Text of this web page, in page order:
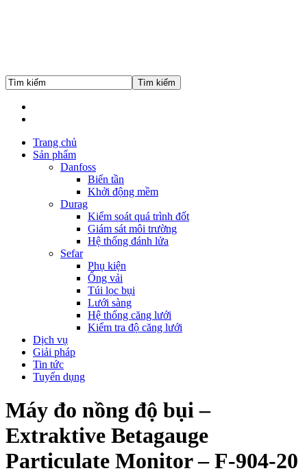
Trang chủ
Sản phẩm
Danfoss
Biến tần
Khởi động mềm
Durag
Kiểm soát quá trình đốt
Giám sát môi trường
Hệ thống đánh lửa
Sefar
Phụ kiện
Ống vải
Túi lọc bụi
Lưới sàng
Hệ thống căng lưới
Kiểm tra độ căng lưới
Dịch vụ
Giải pháp
Tin tức
Tuyển dụng
Máy đo nồng độ bụi –
Extraktive Betagauge
Particulate Monitor – F-904-20